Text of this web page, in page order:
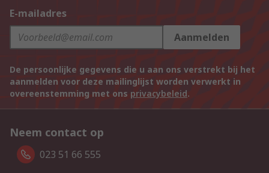
E-mailadres
Aanmelden
De persoonlijke gegevens die u aan ons verstrekt bij het
aanmelden voor deze mailinglijst worden verwerkt in
overeenstemming met ons privacybeleid.
Neem contact op
023 51 66 555